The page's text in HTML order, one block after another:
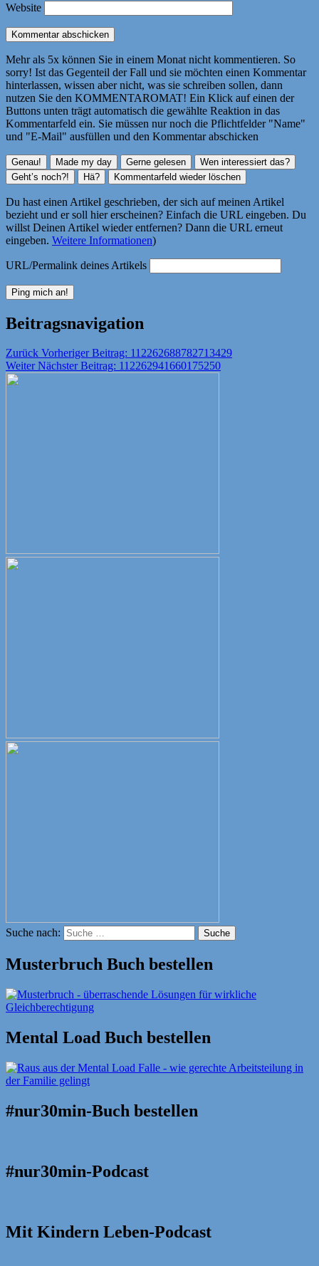
Website
Mehr als 5x können Sie in einem Monat nicht kommentieren. So
sorry! Ist das Gegenteil der Fall und sie möchten einen Kommentar
hinterlassen, wissen aber nicht, was sie schreiben sollen, dann
nutzen Sie den KOMMENTAROMAT! Ein Klick auf einen der
Buttons unten trägt automatisch die gewählte Reaktion in das
Kommentarfeld ein. Sie müssen nur noch die Pflichtfelder "Name"
und "E-Mail" ausfüllen und den Kommentar abschicken
Du hast einen Artikel geschrieben, der sich auf meinen Artikel
bezieht und er soll hier erscheinen? Einfach die URL eingeben. Du
willst Deinen Artikel wieder entfernen? Dann die URL erneut
eingeben. Weitere Informationen)
URL/Permalink deines Artikels
Beitragsnavigation
Zurück Vorheriger Beitrag: 112262688782713429
Weiter Nächster Beitrag: 112262941660175250
Suche nach: Suche
Musterbruch Buch bestellen
Mental Load Buch bestellen
#nur30min-Buch bestellen
#nur30min-Podcast
Mit Kindern Leben-Podcast